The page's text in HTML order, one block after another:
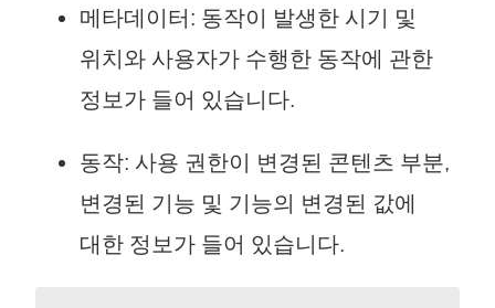
메타데이터: 동작이 발생한 시기 및
위치와 사용자가 수행한 동작에 관한
정보가 들어 있습니다.
동작: 사용 권한이 변경된 콘텐츠 부분,
변경된 기능 및 기능의 변경된 값에
대한 정보가 들어 있습니다.